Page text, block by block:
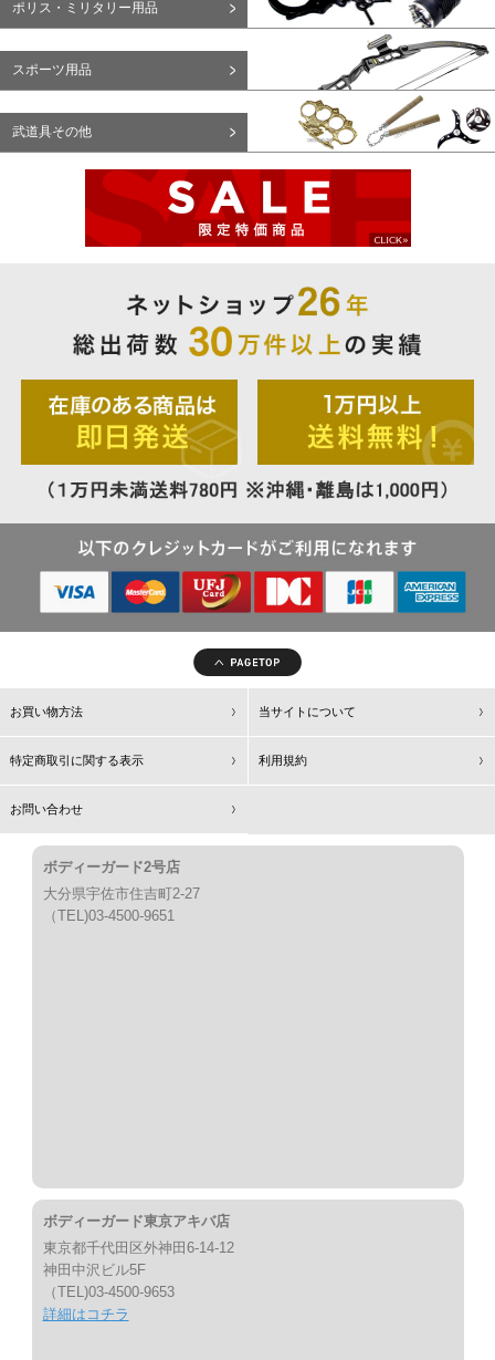
ポリス・ミリタリー用品
スポーツ用品
武道具その他
お買い物方法 当サイトについて
特定商取引に関する表示 利用規約
お問い合わせ
ボディーガード2号店
大分県宇佐市住吉町2-27
（TEL)03-4500-9651
ボディーガード東京アキバ店
東京都千代田区外神田6-14-12
神田中沢ビル5F
（TEL)03-4500-9653
詳細はコチラ